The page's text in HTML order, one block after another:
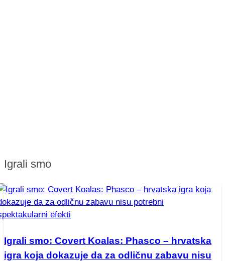
Igrali smo
Igrali smo: Covert Koalas: Phasco – hrvatska
igra koja dokazuje da za odličnu zabavu nisu